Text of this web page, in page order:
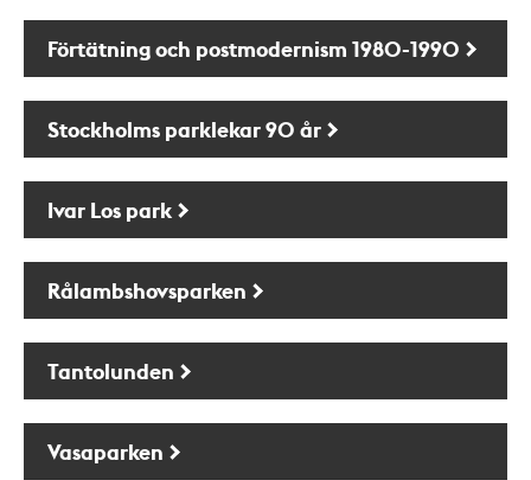
Förtätning och postmodernism 1980-1990
Stockholms parklekar 90 år
Ivar Los park
Rålambshovsparken
Tantolunden
Vasaparken